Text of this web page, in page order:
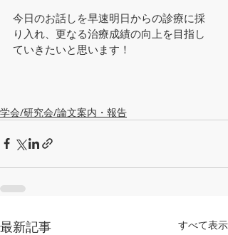
今日のお話しを早速明日からの診療に採
り入れ、更なる治療成績の向上を目指し
ていきたいと思います！
学会/研究会/論文案内・報告
最新記事 すべて表示